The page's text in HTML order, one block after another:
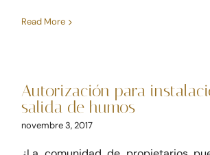
Read More
humos
Civil Derecho inmobiliario
Autorización para
salida de humos
novembre 3, 2017